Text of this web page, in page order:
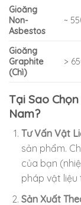
Gioăng
Non-
Asbestos
~
Gioăng
Graphite
(Chì)
>
Tại Sao
Nam?
Tư Vấn Vật
sản phẩm.
của bạn
pháp vật liệu
Sản Xuất